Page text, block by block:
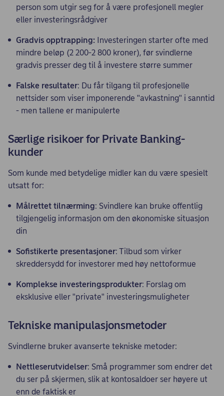
person som utgir seg for å være profesjonell megler
eller investeringsrådgiver
Gradvis opptrapping: Investeringen starter ofte med
mindre beløp (2 200-2 800 kroner), før svindlerne
gradvis presser deg til å investere større summer
Falske resultater: Du får tilgang til profesjonelle
nettsider som viser imponerende "avkastning" i sanntid
- men tallene er manipulerte
Særlige risikoer for Private Banking-
kunder
Som kunde med betydelige midler kan du være spesielt
utsatt for:
Målrettet tilnærming: Svindlere kan bruke offentlig
tilgjengelig informasjon om den økonomiske situasjon
din
Sofistikerte presentasjoner: Tilbud som virker
skreddersydd for investorer med høy nettoformue
Komplekse investeringsprodukter: Forslag om
eksklusive eller "private" investeringsmuligheter
Tekniske manipulasjonsmetoder
Svindlerne bruker avanserte tekniske metoder:
Nettleserutvidelser: Små programmer som endrer det
du ser på skjermen, slik at kontosaldoer ser høyere ut
enn de faktisk er